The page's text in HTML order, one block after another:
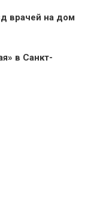
врачей на дом
в Санкт-